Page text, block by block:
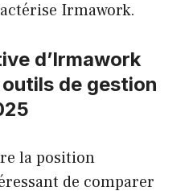
Irmawork.
d’Irmawork
de gestion
la position
de comparer